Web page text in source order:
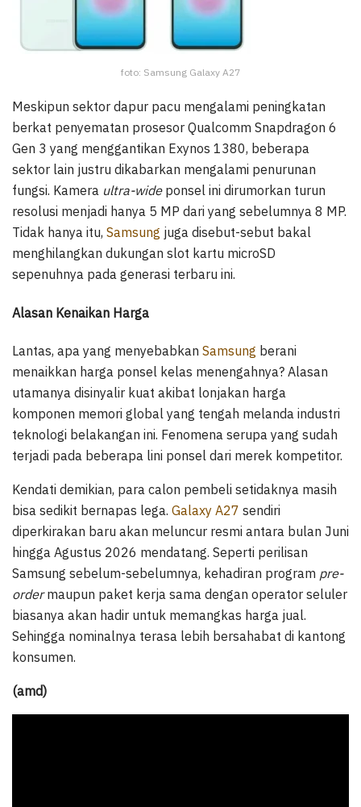
foto: Samsung Galaxy A27
Meskipun sektor dapur pacu mengalami peningkatan
berkat penyematan prosesor Qualcomm Snapdragon 6
Gen 3 yang menggantikan Exynos 1380, beberapa
sektor lain justru dikabarkan mengalami penurunan
fungsi. Kamera ultra-wideponsel ini dirumorkan turun
resolusi menjadi hanya 5 MP dari yang sebelumnya 8 MP.
Tidak hanya itu, Samsung juga disebut-sebut bakal
menghilangkan dukungan slot kartu microSD
sepenuhnya pada generasi terbaru ini.
Alasan Kenaikan Harga
Lantas, apa yang menyebabkan Samsung berani
menaikkan harga ponsel kelas menengahnya? Alasan
utamanya disinyalir kuat akibat lonjakan harga
komponen memori global yang tengah melanda industri
teknologi belakangan ini. Fenomena serupa yang sudah
terjadi pada beberapa lini ponsel dari merek kompetitor.
Kendati demikian, para calon pembeli setidaknya masih
bisa sedikit bernapas lega. Galaxy A27 sendiri
diperkirakan baru akan meluncur resmi antara bulan Juni
hingga Agustus 2026 mendatang. Seperti perilisan
Samsung sebelum-sebelumnya, kehadiran program pre-
ordermaupun paket kerja sama dengan operator seluler
biasanya akan hadir untuk memangkas harga jual.
Sehingga nominalnya terasa lebih bersahabat di kantong
konsumen.
(amd)